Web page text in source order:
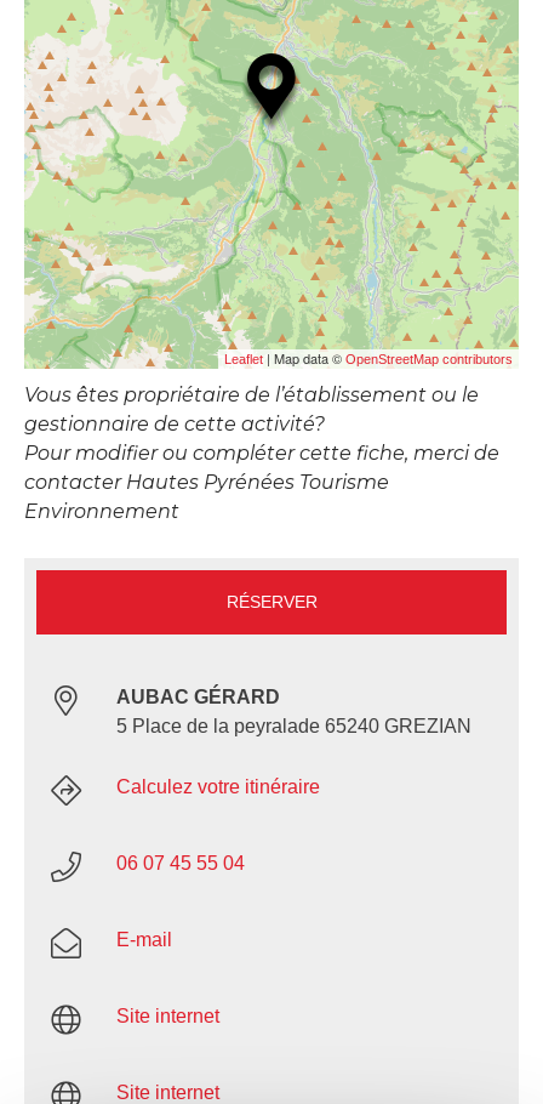
Leaflet | Map data © OpenStreetMap contributors
Vous êtes propriétaire de l’établissement ou le
gestionnaire de cette activité?
Pour modifier ou compléter cette fiche, merci de
contacter Hautes Pyrénées Tourisme
Environnement
RÉSERVER
AUBAC GÉRARD
5 Place de la peyralade 65240 GREZIAN
Calculez votre itinéraire
06 07 45 55 04
E-mail
Site internet
Site internet